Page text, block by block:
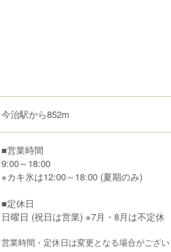
今治駅から852m
■営業時間
9:00～18:00
※カキ氷は12:00～18:00 (夏期のみ)
■定休日
日曜日 (祝日は営業) ※7月・8月は不定休
営業時間・定休日は変更となる場合がござ